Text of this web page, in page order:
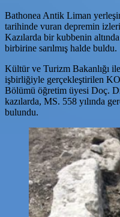
Bathonea Antik Liman
tarihinde vuran depremin
Kazılarda bir kubbenin
birbirine sarılmış halde buldu.
Kültür ve Turizm Bakanlığı
işbirliğiyle gerçekleştirilen
Bölümü öğretim üyesi Doç.
kazılarda, MS. 558 yılında
bulundu.